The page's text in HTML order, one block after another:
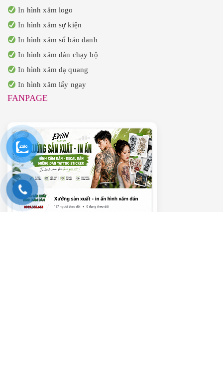
In hình xăm logo
In hình xăm sự kiện
In hình xăm số báo danh
In hình xăm dán chạy bộ
In hình xăm dạ quang
In hình xăm lấy ngay
FANPAGE